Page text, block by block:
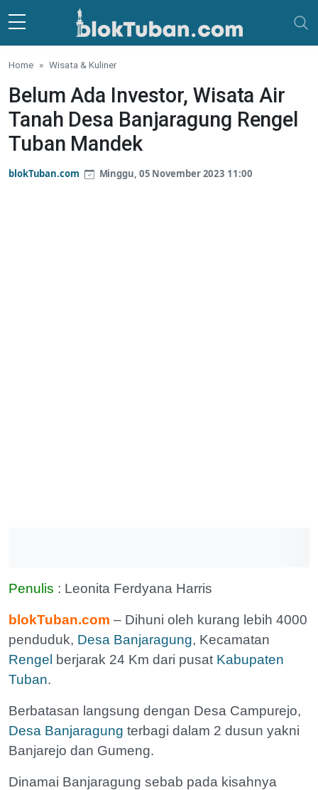
Skip to main content
Home Wisata & Kuliner
Belum Ada Investor, Wisata Air
Tanah Desa Banjaragung Rengel
Tuban Mandek
blokTuban.com Minggu, 05 November 2023 11:00
Penulis : Leonita Ferdyana Harris
blokTuban.com – Dihuni oleh kurang lebih 4000
penduduk, Desa Banjaragung, Kecamatan
Rengel
berjarak 24 Km dari pusat Kabupaten
Tuban.
Berbatasan langsung dengan Desa Campurejo,
Desa Banjaragung terbagi dalam 2 dusun yakni
Banjarejo dan Gumeng.
Dinamai Banjaragung sebab pada kisahnya